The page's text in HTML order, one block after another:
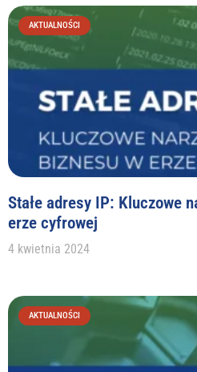
AKTUALNOŚCI
Stałe adresy IP: Kluczowe
erze cyfrowej
4 kwietnia 2024
AKTUALNOŚCI